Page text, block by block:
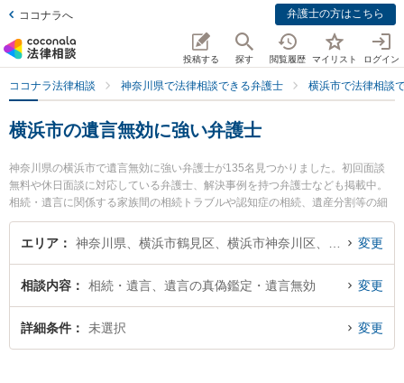
ココナラへ 弁護士の方はこちら
投稿する 探す 閲覧履歴 マイリスト ログイン
ココナラ法律相談 神奈川県で法律相談できる弁護士 横浜市で法律相談
横浜市の遺言無効に強い弁護士
神奈川県の横浜市で遺言無効に強い弁護士が135名見つかりました。初回面談
無料や休日面談に対応している弁護士、解決事例を持つ弁護士なども掲載中。
相続・遺言に関係する家族間の相続トラブルや認知症の相続、遺産分割等の細
かな分野での絞り込み検索もでき便利です。特に上大岡法律事務所の石井 誠弁
護士やウイング横浜北法律事務所の稲田 遼太弁護士、延命法律事務所の山川 英
したい』『遺言無効のトラブル解決の実績豊富な近くの弁護士を検索したい』
『初回相談無料で遺言無効を法律相談できる横浜市内の弁護士に相談予約した
い』などでお困りの相談者さんにおすすめです。
エリア 変更
相談内容 相続・遺言、遺言の真偽鑑定・遺言無効 変更
詳細条件 未選択 変更